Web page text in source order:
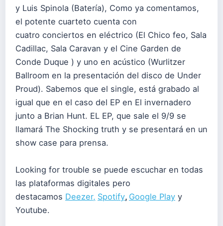
y Luis Spinola (Batería), Como ya comentamos,
el potente cuarteto cuenta con
cuatro conciertos en eléctrico (El Chico feo, Sala
Cadillac, Sala Caravan y el Cine Garden de
Conde Duque ) y uno en acústico (Wurlitzer
Ballroom en la presentación del disco de Under
Proud). Sabemos que el single, está grabado al
igual que en el caso del EP en El invernadero
junto a Brian Hunt. EL EP, que sale el 9/9 se
llamará The Shocking truth y se presentará en un
show case para prensa.
Looking for trouble se puede escuchar en todas
las plataformas digitales pero
destacamos Deezer, Spotify, Google Play y
Youtube.